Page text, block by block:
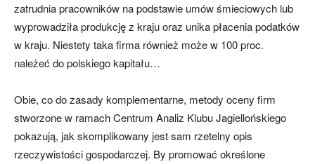
zatrudnia pracowników na podstawie umów śmieciowych lub
wyprowadziła produkcję z kraju oraz unika płacenia podatków
w kraju. Niestety taka firma również może w 100 proc.
należeć do polskiego kapitału…
Obie, co do zasady komplementarne, metody oceny firm
stworzone w ramach Centrum Analiz Klubu Jagiellońskiego
pokazują, jak skomplikowany jest sam rzetelny opis
rzeczywistości gospodarczej. By promować określone